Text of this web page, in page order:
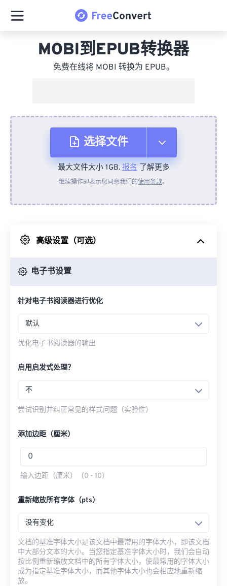
MOBI到EPUB转换器
免费在线将 MOBI 转换为 EPUB。
选择文件
从设备
来自 Google Drive
最大文件大小 1GB.报名了解更多
继续操作即表示您同意我们的使用条款。
高级设置（可选）
电子书设置
针对电子书阅读器进行优化
默认
优化电子书阅读器的输出
启用启发式处理？
不
尝试识别并纠正常见的样式问题（实验性）
添加边距（厘米）
输入边距（厘米）（0 - 10）
重新缩放所有字体（pts）
没有变化
文档的基准字体大小是该文档中最常用的字体大小，即该文档
中大部分文本的大小。当您指定基准字体大小时，我们会自动
按比例重新缩放文档中的所有字体大小，使最常用的字体大小
成为指定基准字体大小，而其他字体大小也会相应地重新缩
放。